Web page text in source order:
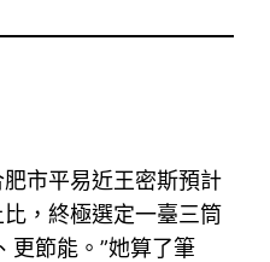
市平易近王密斯預計
，終極選定一臺三筒
更節能。”她算了筆